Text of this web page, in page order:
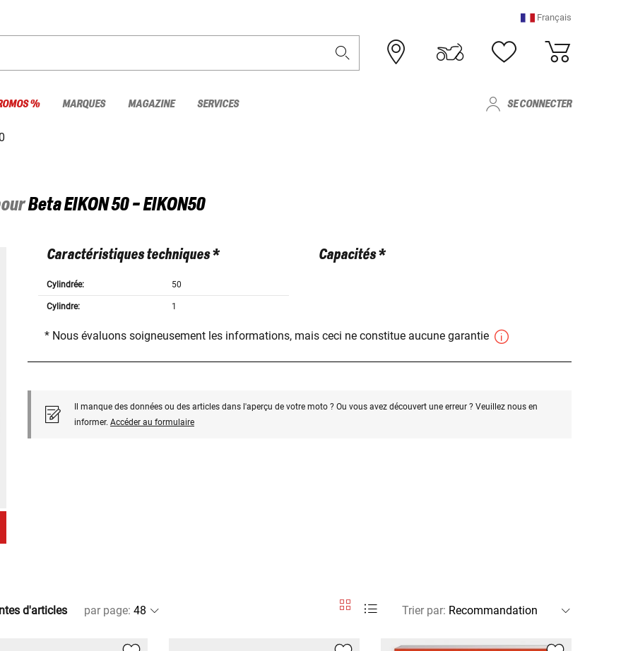
Français
% MARQUES MAGAZINE SERVICES SE CONNECTER
BetaEIKON 50 - EIKON50
Caractéristiques techniques *
Cylindrée: 50
Cylindre: 1
Capacités *
* Nous évaluons soigneusement les informations, mais ceci ne constitue aucune garantie
Il manque des données ou des articles dans l'aperçu de votre moto ? Ou vous avez découvert une erreur ? Veuillez nous en
informer. Accéder au formulaire
d'articles par page: Trier par: